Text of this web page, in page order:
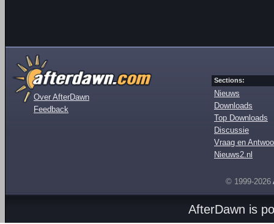
Over AfterDawn
Feedback
Sections:
Nieuws
Downloads
Top Downloads
Discussie
Vraag en
Nieuws2.nl
© 1999-2026
AfterDawn is